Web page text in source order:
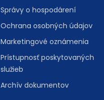
Správy o hospodárení
Ochrana osobných údajov
Marketingové oznámenia
Prístupnosť poskytovaných
služieb
Archív dokumentov